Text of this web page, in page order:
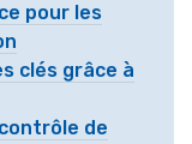
pour les
clés grâce à
de